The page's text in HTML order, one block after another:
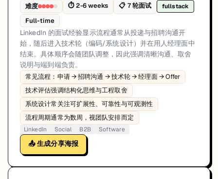
LinkedIn的软件工程师面试共7轮，以下是每轮面试的详细流程和准备建
第1轮 (1-2 weeks): 该环节用于评估 LinkedIn软件工程师 的实
面试亮点: Common flow: application → recruiter screen → technical
标签: LinkedIn, Social, B2B, Software
难度 ⏱2-6 weeks 📋 7轮面试 fullstack
Full-time
LinkedIn 的面试经验显示流程通常从投递与招聘沟通开
始，随后进入技术轮（编码/系统设计）并在用人经理面中
结束。具体顺序会随团队调整，因此强调清晰沟通、取舍
说明与端到端负责。
常见流程：申请 → 招聘沟通 → 技术轮 → 经理面 → Offer
技术评估强调结构化思维与工程取舍
系统设计常关注可扩展性、可靠性与可观测性
流程周期通常为数周，视团队安排而定
LinkedIn Social B2B
Software
📤 生成分享海报